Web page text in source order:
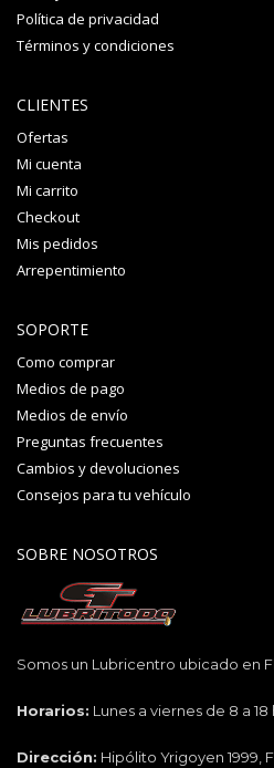
Política de privacidad
Términos y condiciones
CLIENTES
Ofertas
Mi cuenta
Mi carrito
Checkout
Mis pedidos
Arrepentimiento
SOPORTE
Como comprar
Medios de pago
Medios de envío
Preguntas frecuentes
Cambios y devoluciones
Consejos para tu vehículo
SOBRE NOSOTROS
Somos un Lubricentro ubicado en
Horarios: Lunes a viernes de 8 a 18
Dirección: Hipólito Yrigoyen 1999,